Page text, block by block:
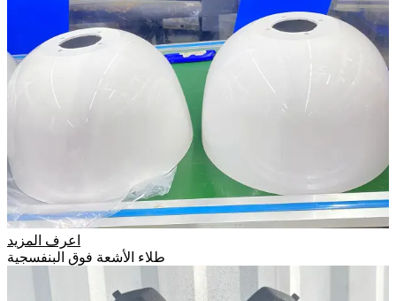
اعرف المزيد
طلاء الأشعة فوق البنفسجية